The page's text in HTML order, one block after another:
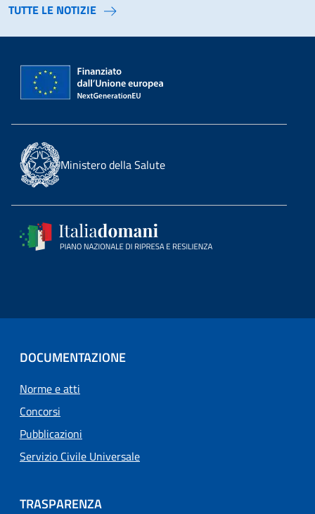
TUTTE LE NOTIZIE
Ministero della Salute
DOCUMENTAZIONE
Norme e atti
Concorsi
Pubblicazioni
Servizio Civile Universale
TRASPARENZA